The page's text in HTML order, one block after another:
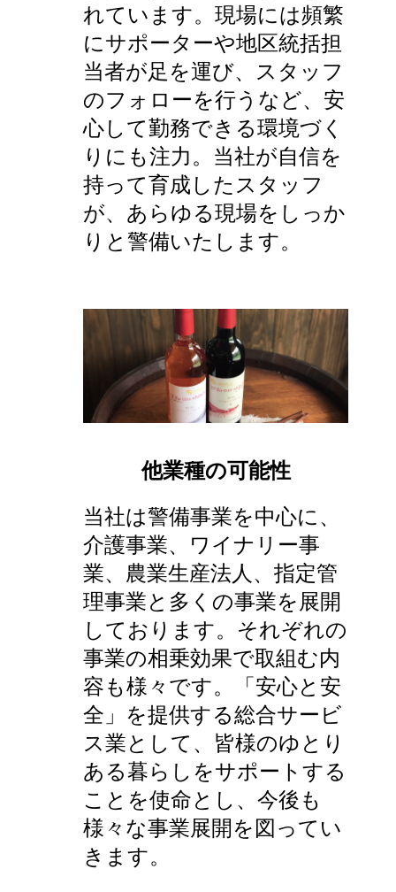
れています。現場には頻繁
にサポーターや地区統括担
当者が足を運び、スタッフ
のフォローを行うなど、安
心して勤務できる環境づく
りにも注力。当社が自信を
持って育成したスタッフ
が、あらゆる現場をしっか
りと警備いたします。
他業種の可能性
当社は警備事業を中心に、
介護事業、ワイナリー事
業、農業生産法人、指定管
理事業と多くの事業を展開
しております。それぞれの
事業の相乗効果で取組む内
容も様々です。「安心と安
全」を提供する総合サービ
ス業として、皆様のゆとり
ある暮らしをサポートする
ことを使命とし、今後も
様々な事業展開を図ってい
きます。